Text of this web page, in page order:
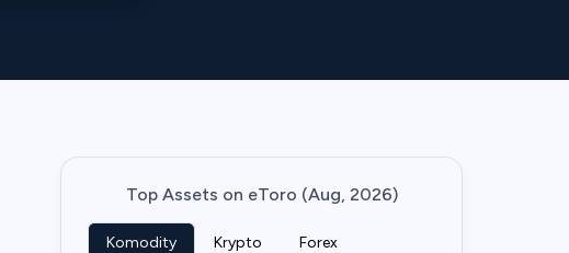
Top Assets on eToro (Aug, 2026)
Komodity Krypto Forex